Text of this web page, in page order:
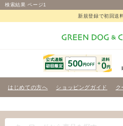
検索結果 ページ1
新規登録で初回送
はじめての方へ ショッピングガイド ク